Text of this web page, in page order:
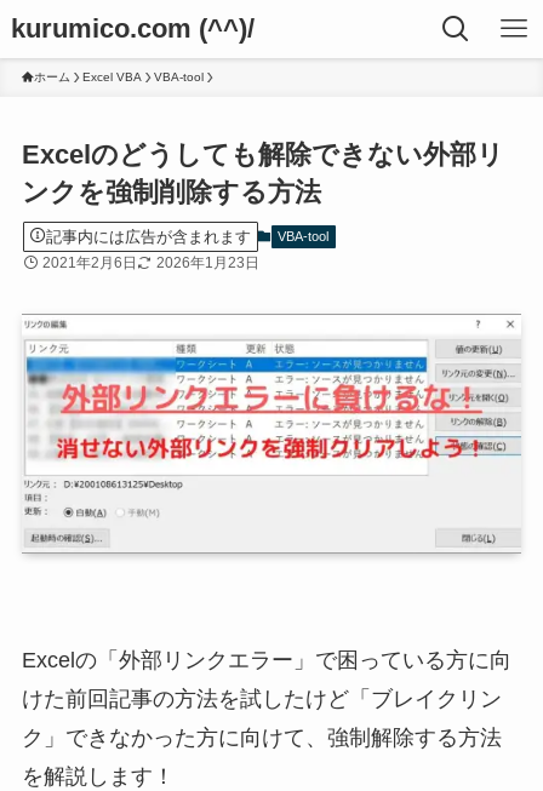
kurumico.com (^^)/
ホーム Excel VBA VBA-tool
Excelのどうしても解除できない外部リ
ンクを強制削除する方法
記事内には広告が含まれます VBA-tool
2021年2月6日 2026年1月23日
Excelの「外部リンクエラー」で困っている方に向
けた前回記事の方法を試したけど「ブレイクリン
ク」できなかった方に向けて、 強制解除する方法
を解説します！